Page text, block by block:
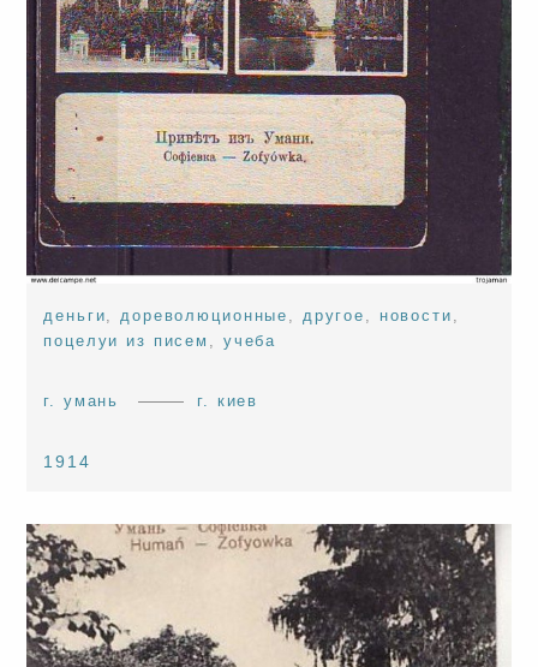
деньги,дореволюционные , другое , новости ,
поцелуи из писем , учеба
г. умань г. киев
1914